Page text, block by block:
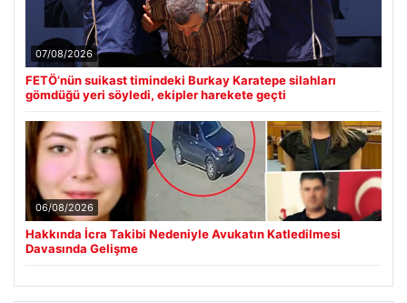
07/08/2026
FETÖ’nün suikast timindeki Burkay Karatepe silahları
gömdüğü yeri söyledi, ekipler harekete geçti
06/08/2026
Hakkında İcra Takibi Nedeniyle Avukatın Katledilmesi
Davasında Gelişme